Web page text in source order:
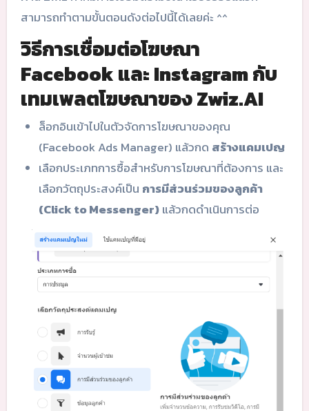
สามารถทำตามขั้นตอนดังต่อไปนี้ได้เลยค่ะ ^^
วิธีการเชื่อมต่อโฆษณา
Facebook และ Instagram กับ
เทมเพลตโฆษณาของ Zwiz.AI
ล็อกอินเข้าไปในตัวจัดการโฆษณาของคุณ
(Facebook Ads Manager) แล้วกด สร้างแคมเปญ
เลือกประเภทการซื้อสำหรับการโฆษณาที่ต้องการ และ
เลือกวัตถุประสงค์เป็น การมีส่วนร่วมของลูกค้า
(Click to Messenger)แล้วกดดำเนินการต่อ